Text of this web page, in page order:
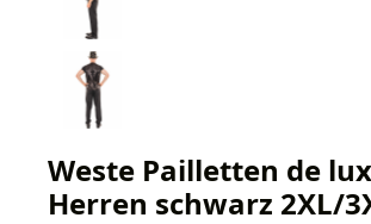
Weste Pailletten de
Herren schwarz 2XL/